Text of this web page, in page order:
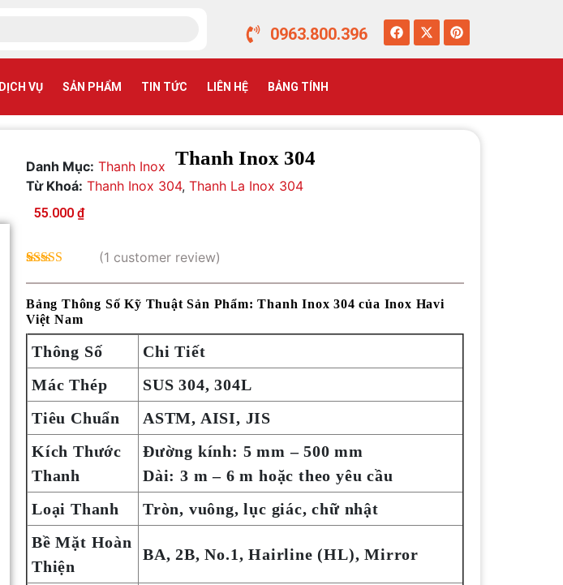
0963.800.396
DỊCH VỤ SẢN PHẨM TIN TỨC LIÊN HỆ BẢNG TÍNH
Thanh Inox 304
Danh Mục: Thanh Inox
Từ Khoá: Thanh Inox 304, Thanh La Inox 304
55.000 ₫
based on
customer
rating
(1 customer review)
Bảng Thông Số Kỹ Thuật Sản Phẩm: Thanh Inox 304 của Inox Havi
Việt Nam
Thông Số
Chi Tiết
Mác Thép
SUS 304, 304L
Tiêu Chuẩn
ASTM, AISI, JIS
Kích Thước
Thanh
Đường kính: 5 mm – 500 mm
Dài: 3 m – 6 m hoặc theo yêu cầu
Loại Thanh
Tròn, vuông, lục giác, chữ nhật
Bề Mặt Hoàn
Thiện
BA, 2B, No.1, Hairline (HL), Mirror